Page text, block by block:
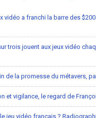
vidéo a franchi la barre des
trois jouent aux jeux vidéo
de la promesse du métavers,
et vigilance, le regard de
jeu vidéo français ?